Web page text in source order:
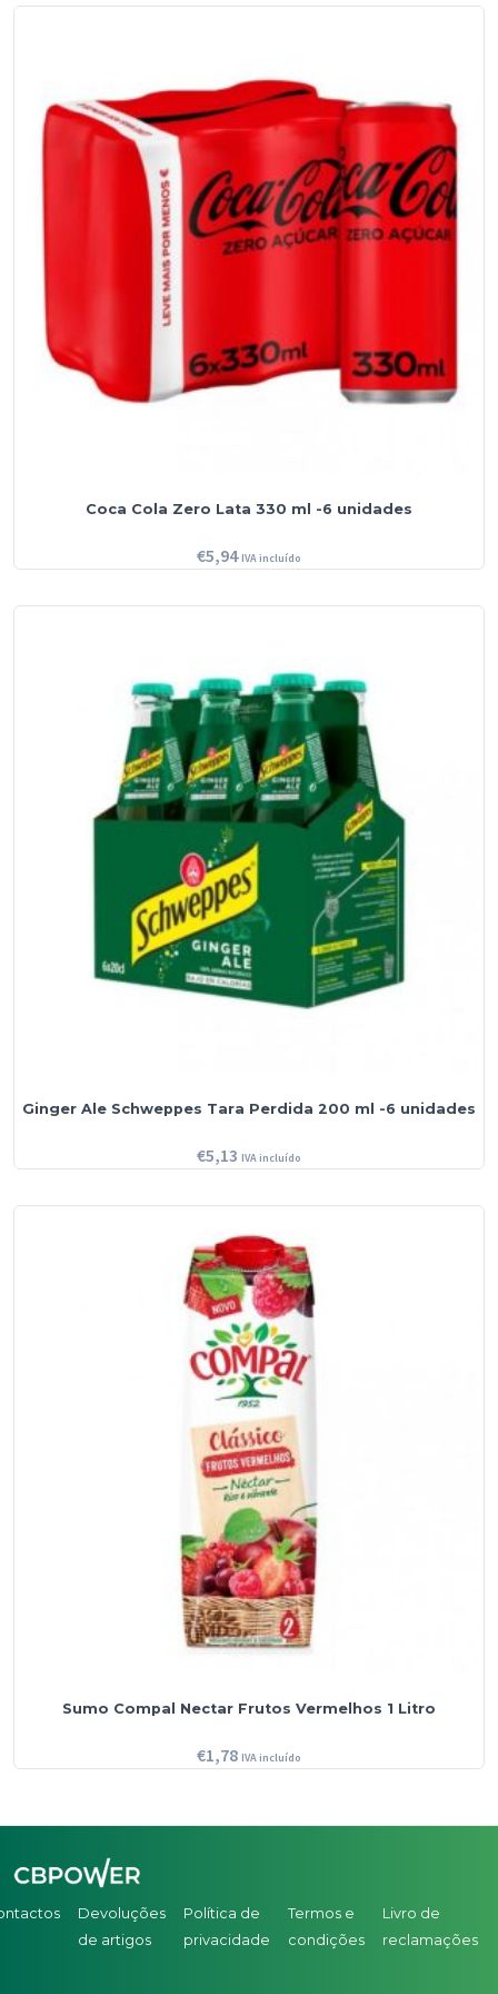
Coca Cola Zero Lata 330 ml -6 unidades
€5,94 IVA incluído
Ginger Ale Schweppes Tara Perdida 200 ml -6 unidades
€5,13 IVA incluído
Sumo Compal Nectar Frutos Vermelhos 1 Litro
€1,78 IVA incluído
Devoluções
de artigos
Política de
privacidade
Termos e
condições
Livro de
reclamações